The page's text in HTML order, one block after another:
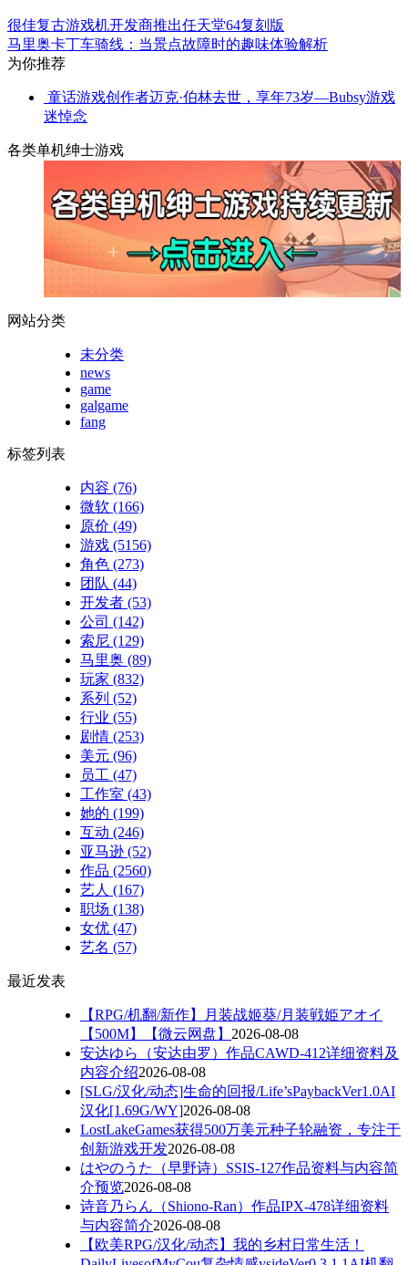
很佳复古游戏机开发商推出任天堂64复刻版
马里奥卡丁车骑线：当景点故障时的趣味体验解析
为你推荐
童话游戏创作者迈克·伯林去世，享年73岁—Bubsy游戏
迷悼念
各类单机绅士游戏
网站分类
未分类
news
game
galgame
fang
标签列表
内容 (76)
微软 (166)
原价 (49)
游戏 (5156)
角色 (273)
团队 (44)
开发者 (53)
公司 (142)
索尼 (129)
马里奥 (89)
玩家 (832)
系列 (52)
行业 (55)
剧情 (253)
美元 (96)
员工 (47)
工作室 (43)
她的 (199)
互动 (246)
亚马逊 (52)
作品 (2560)
艺人 (167)
职场 (138)
女优 (47)
艺名 (57)
最近发表
【RPG/机翻/新作】月装战姬葵/月装戦姫アオイ
【500M】【微云网盘】 2026-08-08
安达ゆら（安达由罗）作品CAWD-412详细资料及
内容介绍2026-08-08
[SLG/汉化/动态]生命的回报/Life’sPaybackVer1.0AI
汉化[1.69G/WY]2026-08-08
LostLakeGames获得500万美元种子轮融资，专注于
创新游戏开发2026-08-08
はやのうた（早野诗）SSIS-127作品资料与内容简
介预览2026-08-08
诗音乃らん（Shiono-Ran）作品IPX-478详细资料
与内容简介2026-08-08
【欧美RPG/汉化/动态】我的乡村日常生活！